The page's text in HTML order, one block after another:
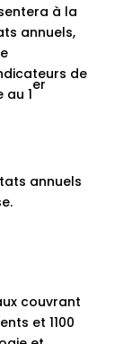
à la
annuels,
de
1
er
annuels
couvrant
et 1100